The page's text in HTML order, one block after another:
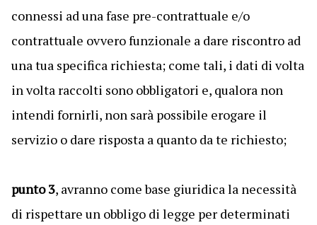
connessi ad una fase pre-contrattuale e/o
contrattuale ovvero funzionale a dare riscontro ad
una tua specifica richiesta; come tali, i dati di volta
in volta raccolti sono obbligatori e, qualora non
intendi fornirli, non sarà possibile erogare il
servizio o dare risposta a quanto da te richiesto;
punto 3, avranno come base giuridica la necessità
di rispettare un obbligo di legge per determinati